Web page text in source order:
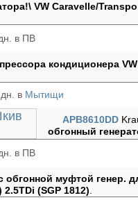
VW Caravelle/
в ПВ
кондиционера
в Мытищи
APB8610DD
обгонный
в ПВ
обгонной муфтой генер.
(SGP 1812)